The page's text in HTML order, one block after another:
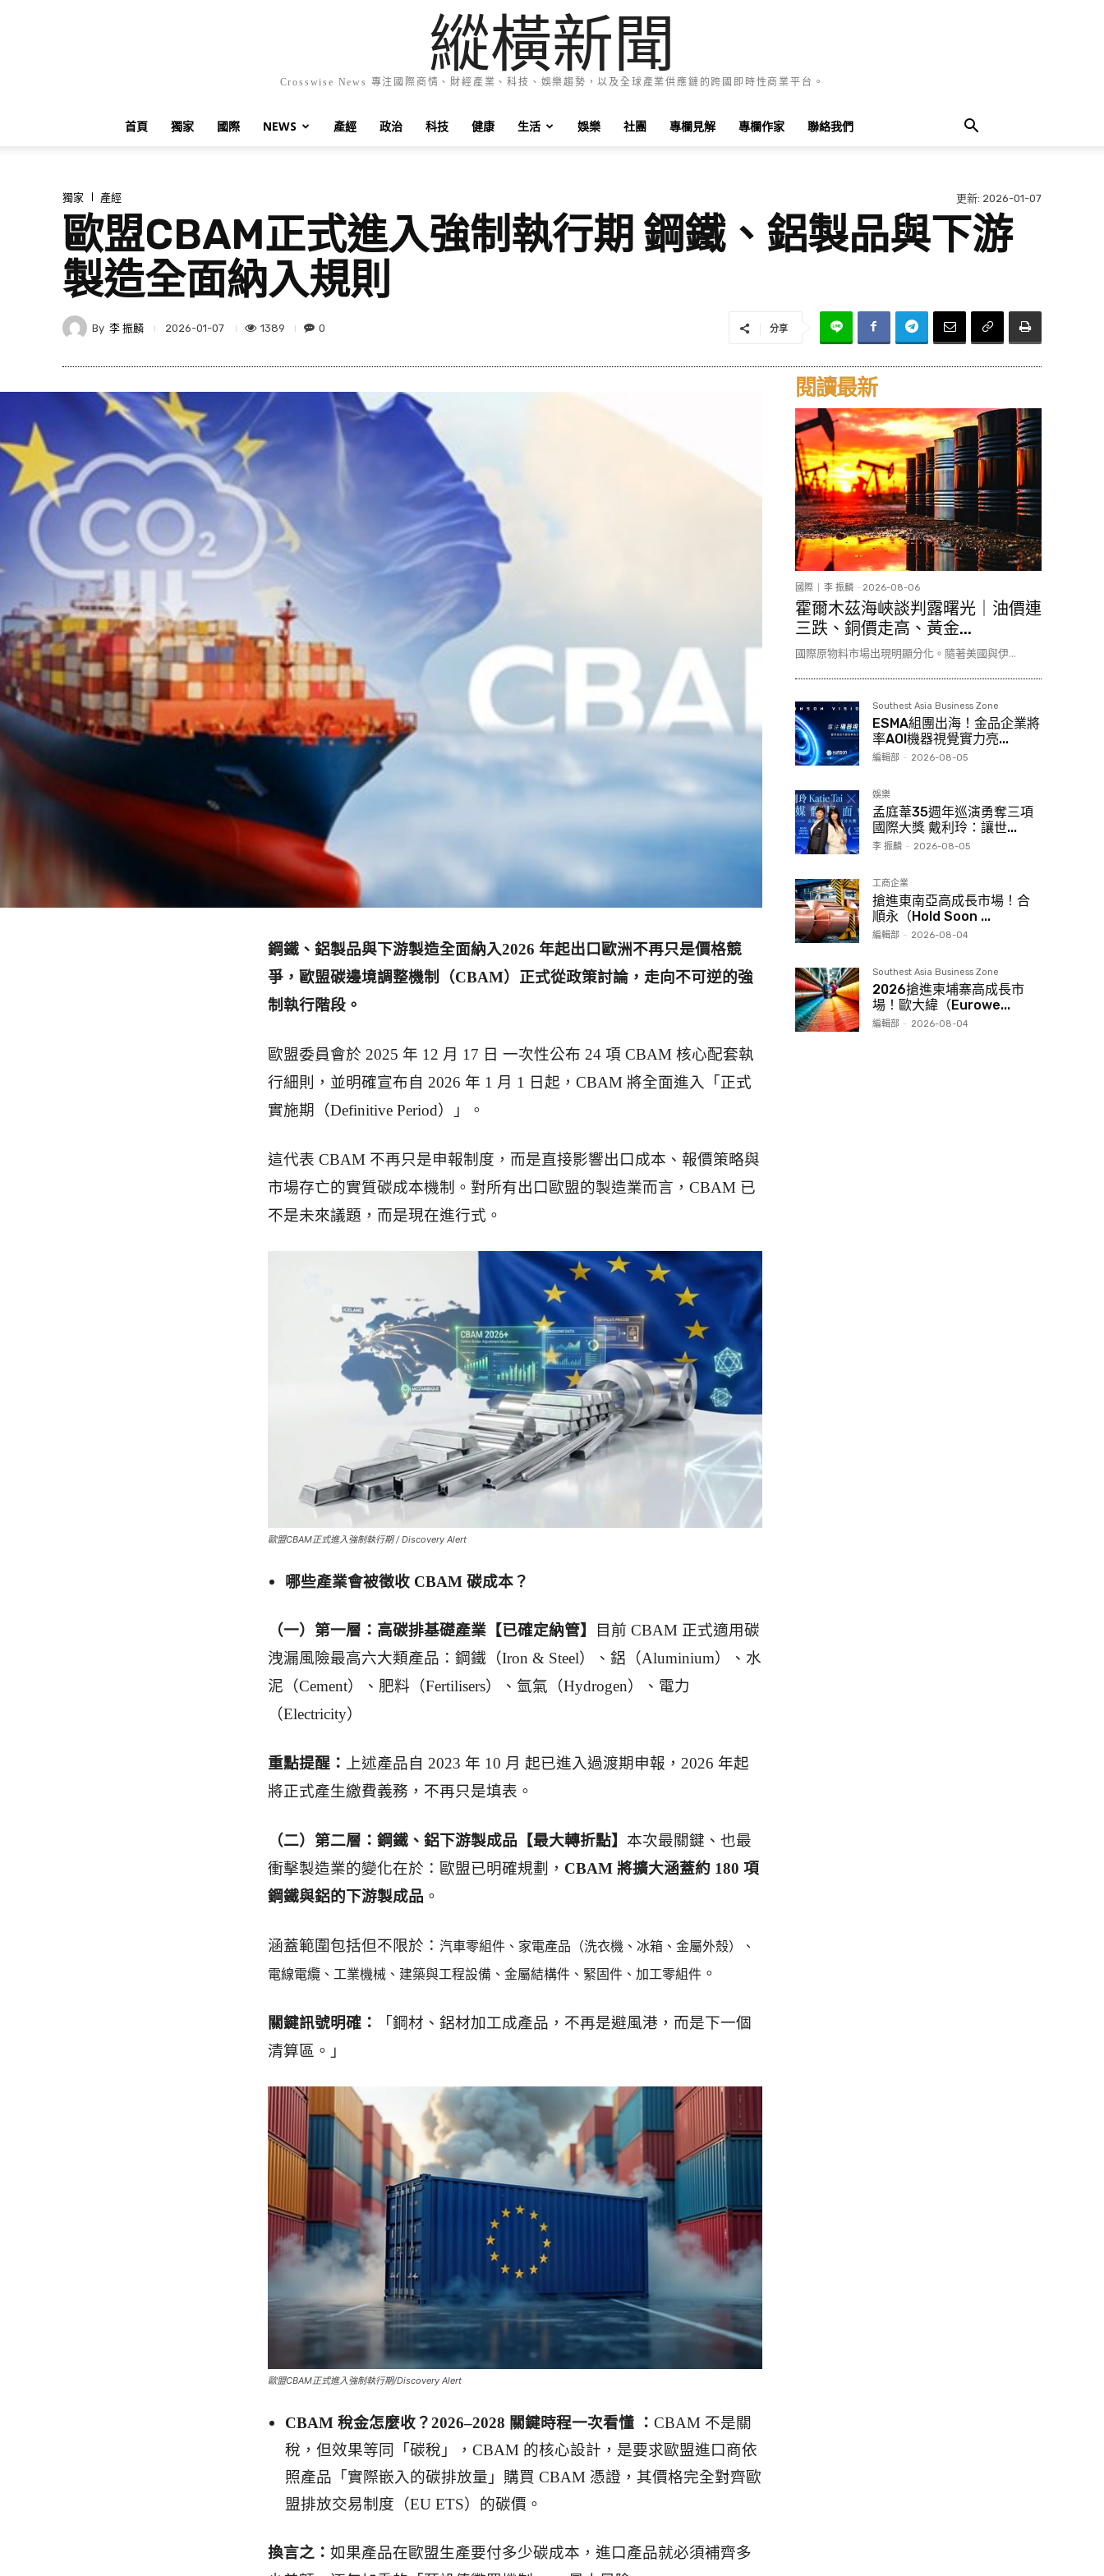
縱橫新聞
Crosswise News 專注國際商情、財經產業、科技、娛樂趨勢，以及全球產業供應鏈的跨國即時性商業平台。
首頁 獨家 國際 NEWS 產經 政治 科技 健康 生活 娛樂 社團 專欄見解 專欄作家 聯絡我們
獨家 產經 更新: 2026-01-07
歐盟CBAM正式進入強制執行期 鋼鐵、鋁製品與下游
製造全面納入規則
By 李 振麟 2026-01-07 1389 0 分享
鋼鐵、鋁製品與下游製造全面納入2026 年起出口歐洲不再只是價格競
爭， 歐盟碳邊境調整機制（CBAM）正式從政策討論，走向不可逆的強
制執行階段。
歐盟委員會於 2025 年 12 月 17 日 一次性公布 24 項 CBAM 核心配套執
行細則，並明確宣布自 2026 年 1 月 1 日起，CBAM 將全面進入「正式
實施期（Definitive Period）」。
這代表 CBAM 不再只是申報制度，而是直接影響出口成本、報價策略與
市場存亡的實質碳成本機制。對所有出口歐盟的製造業而言，CBAM 已
不是未來議題，而是現在進行式。
歐盟CBAM正式進入強制執行期 / Discovery Alert
哪些產業會被徵收 CBAM 碳成本？
（一）第一層：高碳排基礎產業【已確定納管】
目前 CBAM 正式適用碳
洩漏風險最高六大類產品：鋼鐵（Iron & Steel）、鋁（Aluminium）、水
泥（Cement）、肥料（Fertilisers）、氫氣（Hydrogen）、電力
（Electricity）
重點提醒：
上述產品自 2023 年 10 月 起已進入過渡期申報，2026 年起
將正式產生繳費義務，不再只是填表。
（二）第二層：鋼鐵、鋁下游製成品【最大轉折點】 本次最關鍵、也最
衝擊製造業的變化在於： 歐盟已明確規劃， CBAM 將擴大涵蓋約 180 項
鋼鐵與鋁的下游製成品 。
涵蓋範圍包括但不限於： 汽車零組件、家電產品（洗衣機、冰箱、金屬外殼）、
電線電纜、工業機械、建築與工程設備、金屬結構件、緊固件、加工零組件 。
關鍵訊號明確：
「鋼材、鋁材加工成產品，不再是避風港，而是下一個
清算區。」
歐盟CBAM正式進入強制執行期/Discovery Alert
CBAM 稅金怎麼收？2026–2028 關鍵時程一次看懂 ： CBAM 不是關
稅，但效果等同「碳稅」，CBAM 的核心設計，是要求歐盟進口商依
照產品「實際嵌入的碳排放量」購買 CBAM 憑證，其價格完全對齊歐
盟排放交易制度（EU ETS）的碳價。
換言之： 如果產品在歐盟生產要付多少碳成本，進口產品就必須補齊多
閱讀最新
國際 李 振麟 - 2026-08-06
霍爾木茲海峽談判露曙光｜油價連
三跌、銅價走高、黃金...
國際原物料市場出現明顯分化。隨著美國與伊...
Southest Asia Business Zone
ESMA組團出海！金品企業將
率AOI機器視覺實力亮...
編輯部 - 2026-08-05
娛樂
孟庭葦35週年巡演勇奪三項
國際大獎 戴利玲：讓世...
李 振麟 - 2026-08-05
工商企業
搶進東南亞高成長市場！合
順永（Hold Soon ...
編輯部 - 2026-08-04
Southest Asia Business Zone
2026搶進柬埔寨高成長市
場！歐大緯（Eurowe...
編輯部 - 2026-08-04